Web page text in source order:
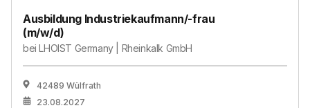
Ausbildung Industriekaufmann/-frau
(m/w/d)
beiLHOIST Germany | Rheinkalk GmbH
42489 Wülfrath
23.08.2027